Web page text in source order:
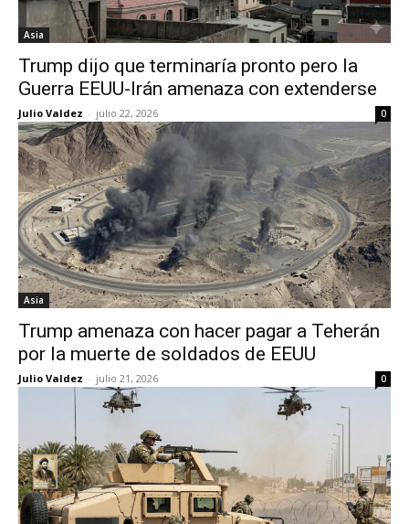
Asia
Trump dijo que terminaría pronto pero la
Guerra EEUU-Irán amenaza con extenderse
Julio Valdez - julio 22, 2026 0
Asia
Trump amenaza con hacer pagar a Teherán
por la muerte de soldados de EEUU
Julio Valdez - julio 21, 2026 0